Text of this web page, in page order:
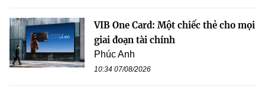
VIB One Card: Một chiếc thẻ cho mọi
giai đoạn tài chính
Phúc Anh
10:34 07/08/2026